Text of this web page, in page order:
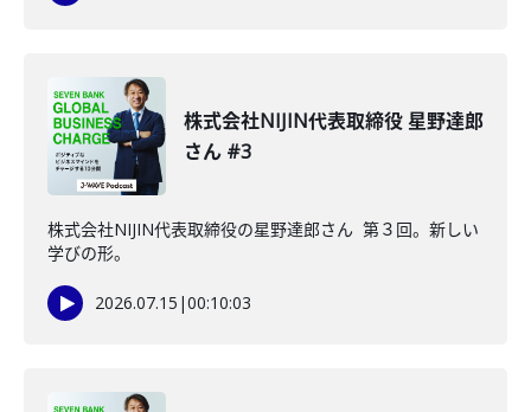
株式会社NIJIN代表取締役 星野達郎
さん #3
株式会社NIJIN代表取締役の星野達郎さん 第３回。新しい
学びの形。
2026.07.15 |00:10:03